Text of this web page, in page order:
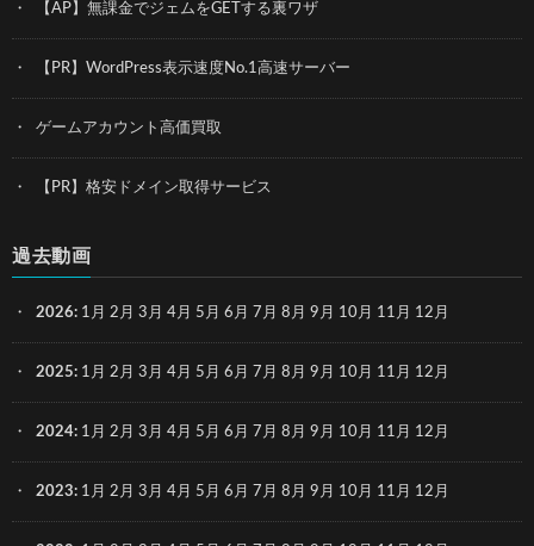
【AP】無課金でジェムをGETする裏ワザ
【PR】WordPress表示速度No.1高速サーバー
ゲームアカウント高価買取
【PR】格安ドメイン取得サービス
過去動画
2026: 1月 2月 3月 4月 5月 6月 7月 8月 9月 10月 11月 12月
2025: 1月 2月 3月 4月 5月 6月 7月 8月 9月 10月 11月 12月
2024: 1月 2月 3月 4月 5月 6月 7月 8月 9月 10月 11月 12月
2023: 1月 2月 3月 4月 5月 6月 7月 8月 9月 10月 11月 12月